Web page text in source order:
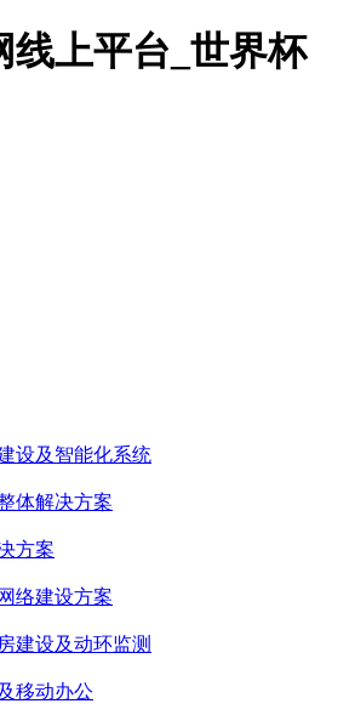
线上平台_世界杯
设及智能化系统
体解决方案
方案
络建设方案
建设及动环监测
移动办公